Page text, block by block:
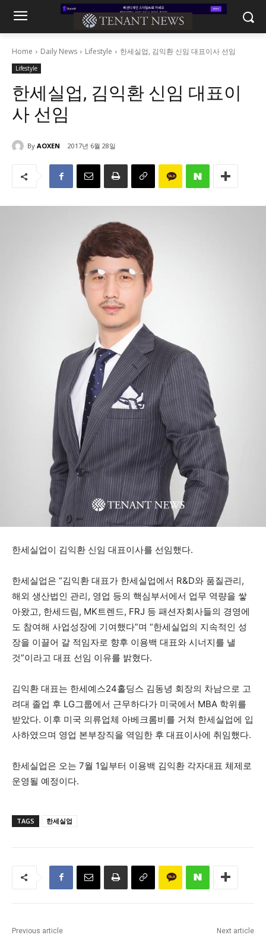
Home Daily News Lifestyle 한세실업, 김익환 신임 대표이사 선임
Lifestyle
한세실업, 김익환 신임 대표이
사 선임
By AOXEN 2017년 6월 28일
한세실업이 김익환 신임 대표이사를 선임했다.
한세실업은 “김익환 대표가 한세실업에서 R&D와 품질관리,
해외 생산법인 관리, 영업 등의 핵심부서에서 업무 역량을 쌓
아왔고, 한세드림, MK트렌드, FRJ 등 패션자회사들의 경영에
도 참여해 사업성장에 기여했다”며 “한세실업의 지속적인 성
장을 이끌어 갈 적임자로 향후 이용백 대표와 시너지를 낼
것”이라고 대표 선임 이유를 밝혔다.
김익환 대표는 한세예스24홀딩스 김동녕 회장의 차남으로 고
려대 졸업 후 LG그룹에서 근무하다가 미국에서 MBA 학위를
받았다. 이후 미국 의류업체 아베크롬비를 거쳐 한세실업에 입
사하였으며 영업 본부장직을 역임한 후 대표이사에 취임했다.
한세실업은 오는 7월 1일부터 이용백 김익환 각자대표 체제로
운영될 예정이다.
TAGS 한세실업
Previous article Next article